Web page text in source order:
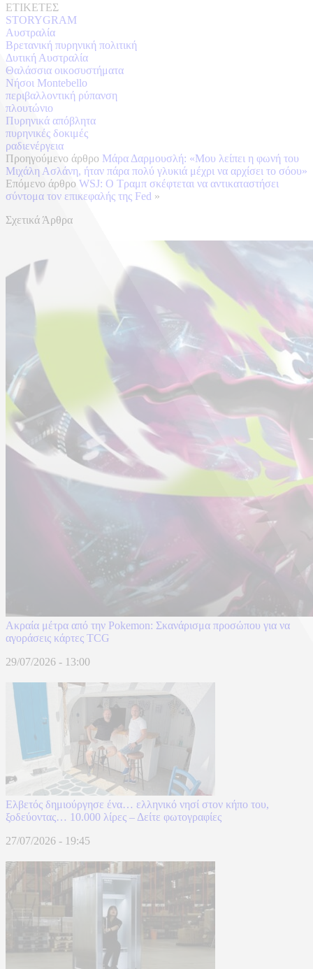
ΕΤΙΚΕΤΕΣ
STORYGRAM
Αυστραλία
Βρετανική πυρηνική πολιτική
Δυτική Αυστραλία
Θαλάσσια οικοσυστήματα
Νήσοι Montebello
περιβαλλοντική ρύπανση
πλουτώνιο
Πυρηνικά απόβλητα
πυρηνικές δοκιμές
ραδιενέργεια
Προηγούμενο άρθρο Μάρα Δαρμουσλή: «Μου λείπει η φωνή του
Μιχάλη Ασλάνη, ήταν πάρα πολύ γλυκιά μέχρι να αρχίσει το σόου»
Επόμενο άρθρο WSJ: Ο Τραμπ σκέφτεται να αντικαταστήσει
σύντομα τον επικεφαλής της Fed »
Σχετικά Άρθρα
Ακραία μέτρα από την Pokemon: Σκανάρισμα προσώπου για να
αγοράσεις κάρτες TCG
29/07/2026 - 13:00
Ελβετός δημιούργησε ένα… ελληνικό νησί στον κήπο του,
ξοδεύοντας… 10.000 λίρες – Δείτε φωτογραφίες
27/07/2026 - 19:45